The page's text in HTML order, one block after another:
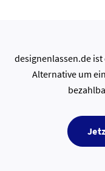
designenlassen.de
Alternative um